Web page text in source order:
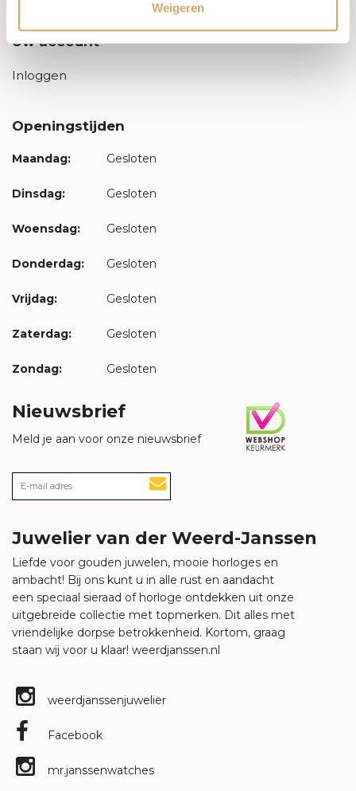
Weigeren
Uw account
Inloggen
Openingstijden
Maandag: Gesloten
Dinsdag: Gesloten
Woensdag: Gesloten
Donderdag: Gesloten
Vrijdag: Gesloten
Zaterdag: Gesloten
Zondag: Gesloten
Nieuwsbrief
Meld je aan voor onze nieuwsbrief
Juwelier van der Weerd-Janssen
Liefde voor gouden juwelen, mooie horloges en
ambacht! Bij ons kunt u in alle rust en aandacht
een speciaal sieraad of horloge ontdekken uit onze
uitgebreide collectie met topmerken. Dit alles met
vriendelijke dorpse betrokkenheid. Kortom, graag
staan wij voor u klaar! weerdjanssen.nl
weerdjanssenjuwelier
Facebook
mr.janssenwatches